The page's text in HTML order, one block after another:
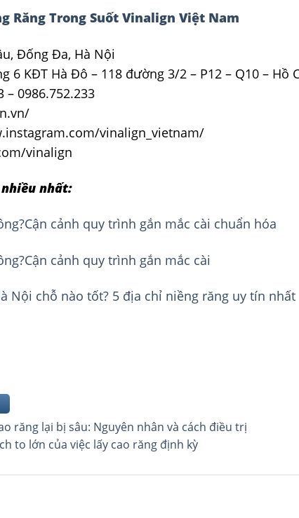
Răng Trong Suốt Vinalign Việt Nam
Đống Đa, Hà Nội
6 KĐT Hà Đô – 118 đường 3/2 – P12 – Q10 – Hồ
0986.752.233
vinalign_vietnam/
vinalign
nhất:
cảnh quy trình gắn mắc cài chuẩn hóa
cảnh quy trình gắn mắc cài
Nội chỗ nào tốt? 5 địa chỉ niềng răng uy tín nhất
răng lại bị sâu: Nguyên nhân và cách điều trị
to lớn của việc lấy cao răng định kỳ